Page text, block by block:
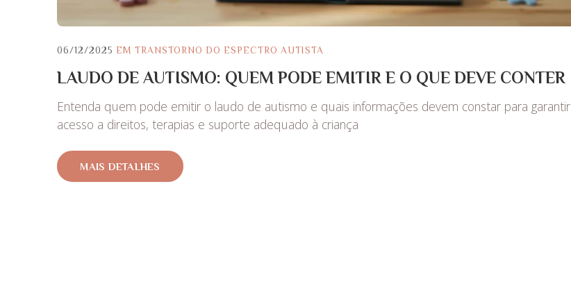
06/12/2025 EMTRANSTORNO DO ESPECTRO AUTISTA
LAUDO DE AUTISMO: QUEM PODE EMITIR E O QUE DEVE CONTER
Entenda quem pode emitir o laudo de autismo e quais informações devem constar para garantir
acesso a direitos, terapias e suporte adequado à criança
MAIS DETALHES